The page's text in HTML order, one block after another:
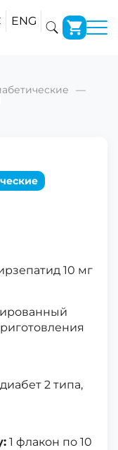
ENG
10 мг
2 типа,
1 флакон по 10